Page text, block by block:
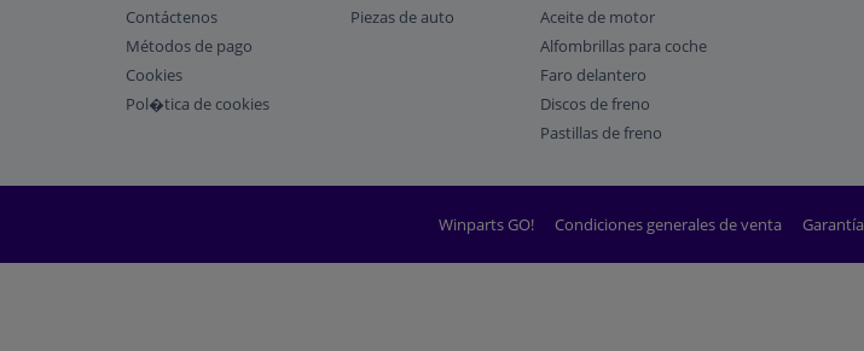
Contáctenos
Métodos de pago
​Cookies
Pol�tica de cookies
Piezas de auto
Aceite de motor
Alfombrillas para coche
Faro delantero
Discos de freno
Pastillas de freno
Winparts GO! Condiciones generales de venta Garantía